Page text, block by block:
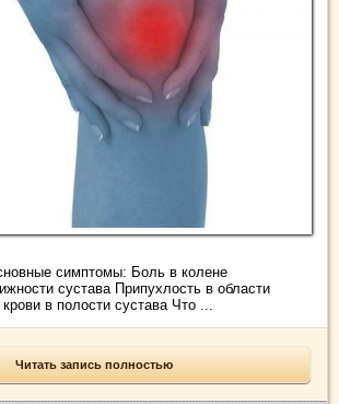
симптомы: Боль в колене
сустава Припухлость в области
в полости сустава Что ...
Читать запись полностью